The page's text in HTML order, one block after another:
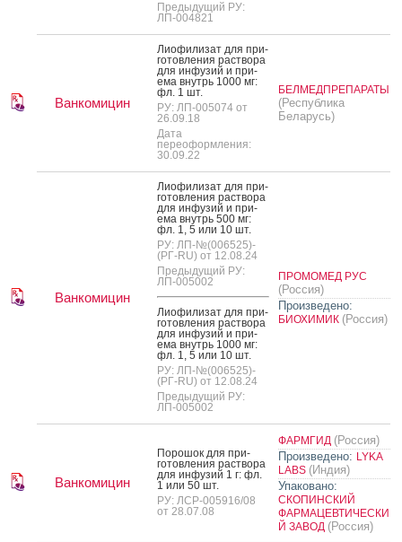
Предыдущий РУ:
ЛП-004821
Ванкомицин
Ли­офи­лизат для при­
готов­ле­ния рас­тво­ра
для ин­фу­зий и при­
ема внутрь 1000 мг:
фл. 1 шт.
РУ: ЛП-005074 от
26.09.18
Дата
переоформления:
30.09.22
БЕЛМЕДПРЕПАРАТЫ
(Республика
Беларусь)
Ванкомицин
Ли­офи­лизат для при­
готов­ле­ния рас­тво­ра
для ин­фу­зий и при­
ема внутрь 500 мг:
фл. 1, 5 или 10 шт.
РУ: ЛП-№(006525)-
(РГ-RU) от 12.08.24
Предыдущий РУ:
ЛП-005002
Ли­офи­лизат для при­
готов­ле­ния рас­тво­ра
для ин­фу­зий и при­
ема внутрь 1000 мг:
фл. 1, 5 или 10 шт.
РУ: ЛП-№(006525)-
(РГ-RU) от 12.08.24
Предыдущий РУ:
ЛП-005002
ПРОМОМЕД РУС
(Россия)
Произведено:
БИОХИМИК (Россия)
Ванкомицин
По­рошок для при­
готов­ле­ния рас­тво­ра
для ин­фу­зий 1 г: фл.
1 или 50 шт.
РУ: ЛСР-005916/08
от 28.07.08
ФАРМГИД (Россия)
Произведено: LYKA
LABS (Индия)
Упаковано:
СКОПИНСКИЙ
ФАРМАЦЕВТИЧЕСКИ
Й ЗАВОД (Россия)